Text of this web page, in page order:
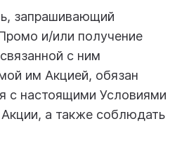
запрашивающий
и/или получение
с ним
им Акцией, обязан
с настоящими Условиями
а также соблюдать